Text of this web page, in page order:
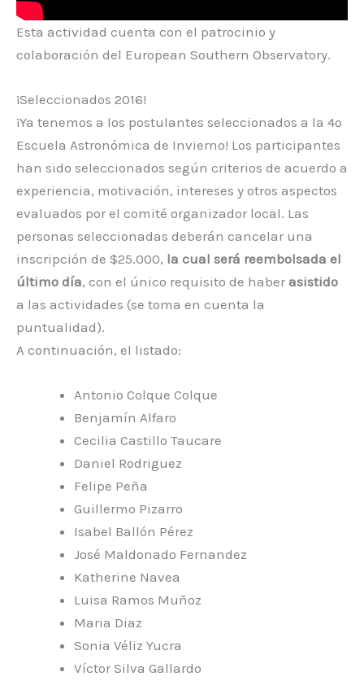
Esta actividad cuenta con el patrocinio y
colaboración del European Southern Observatory.
¡Seleccionados 2016!
¡Ya tenemos a los postulantes seleccionados a la 4º
Escuela Astronómica de Invierno! Los participantes
han sido seleccionados según criterios de acuerdo a
experiencia, motivación, intereses y otros aspectos
evaluados por el comité organizador local. Las
personas seleccionadas deberán cancelar una
inscripción de $25.000, la cual será reembolsada el
último día, con el único requisito de haber asistido
a las actividades (se toma en cuenta la
puntualidad).
A continuación, el listado:
Antonio Colque Colque
Benjamín Alfaro
Cecilia Castillo Taucare
Daniel Rodriguez
Felipe Peña
Guillermo Pizarro
Isabel Ballón Pérez
José Maldonado Fernandez
Katherine Navea
Luisa Ramos Muñoz
Maria Diaz
Sonia Véliz Yucra
Víctor Silva Gallardo